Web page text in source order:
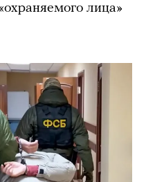
лица»